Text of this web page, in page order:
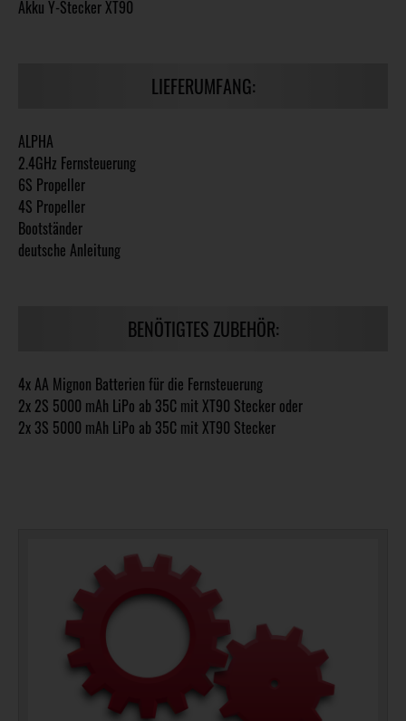
Akku Y-Stecker XT90
LIEFERUMFANG:
ALPHA
2.4GHz Fernsteuerung
6S Propeller
4S Propeller
Bootständer
deutsche Anleitung
BENÖTIGTES ZUBEHÖR:
4x AA Mignon Batterien für die Fernsteuerung
2x 2S 5000 mAh LiPo ab 35C mit XT90 Stecker oder
2x 3S 5000 mAh LiPo ab 35C mit XT90 Stecker